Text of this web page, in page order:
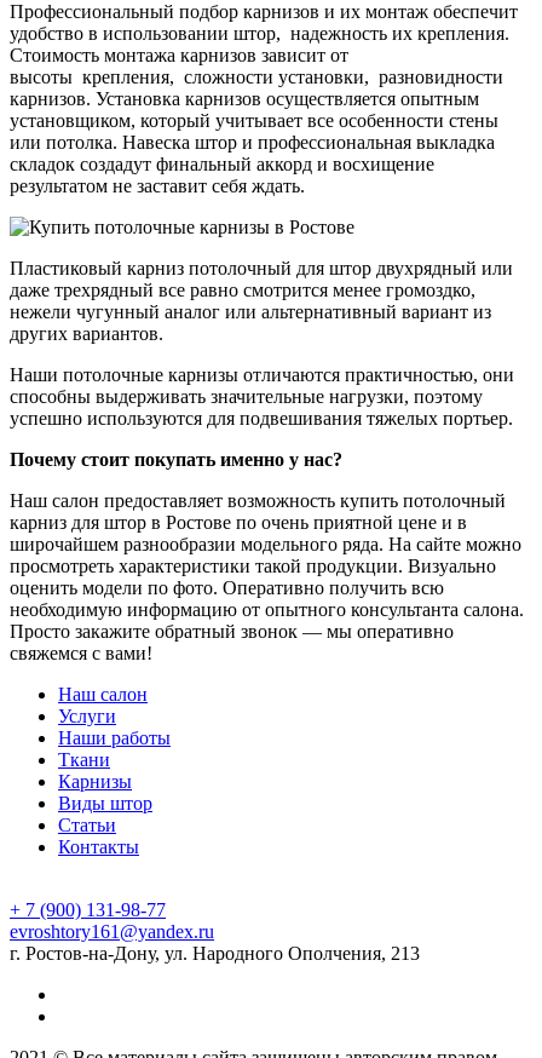
Профессиональный подбор карнизов и их монтаж обеспечит
удобство в использовании штор, надежность их крепления.
Стоимость монтажа карнизов зависит от
высоты крепления, сложности установки, разновидности
карнизов. Установка карнизов осуществляется опытным
установщиком, который учитывает все особенности стены
или потолка. Навеска штор и профессиональная выкладка
складок создадут финальный аккорд и восхищение
результатом не заставит себя ждать.
Пластиковый карниз потолочный для штор двухрядный или
даже трехрядный все равно смотрится менее громоздко,
нежели чугунный аналог или альтернативный вариант из
других вариантов.
Наши потолочные карнизы отличаются практичностью, они
способны выдерживать значительные нагрузки, поэтому
успешно используются для подвешивания тяжелых портьер.
Почему стоит покупать именно у нас?
Наш салон предоставляет возможность купить потолочный
карниз для штор в Ростове по очень приятной цене и в
широчайшем разнообразии модельного ряда. На сайте можно
просмотреть характеристики такой продукции. Визуально
оценить модели по фото. Оперативно получить всю
необходимую информацию от опытного консультанта салона.
Просто закажите обратный звонок — мы оперативно
свяжемся с вами!
Наш салон
Услуги
Наши работы
Ткани
Карнизы
Виды штор
Статьи
Контакты
+ 7 (900) 131-98-77
evroshtory161@yandex.ru
г. Ростов-на-Дону, ул. Народного Ополчения, 213